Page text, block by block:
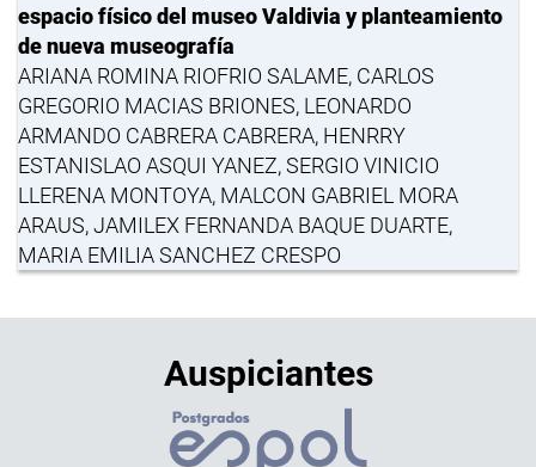
espacio físico del museo Valdivia y planteamiento
de nueva museografía
ARIANA ROMINA RIOFRIO SALAME, CARLOS
GREGORIO MACIAS BRIONES, LEONARDO
ARMANDO CABRERA CABRERA, HENRRY
ESTANISLAO ASQUI YANEZ, SERGIO VINICIO
LLERENA MONTOYA, MALCON GABRIEL MORA
ARAUS, JAMILEX FERNANDA BAQUE DUARTE,
MARIA EMILIA SANCHEZ CRESPO
Auspiciantes